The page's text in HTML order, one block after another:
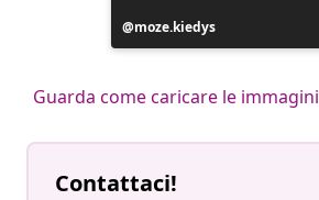
Post
pubblicato
moze.kiedys
Guarda come caricare le immagini
Contattaci!